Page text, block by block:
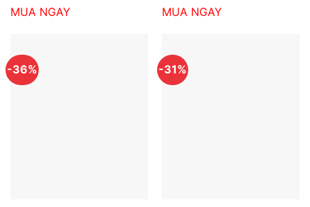
5,832,000₫.
4,104,000₫.
MUA NGAY
2,900,000₫.
MUA NGAY
-36% -31%